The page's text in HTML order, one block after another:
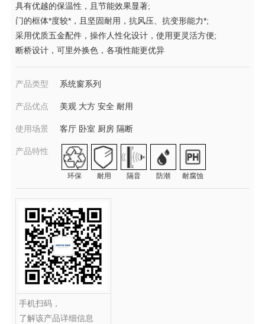
具有优越的保温性，且节能效果显著;
门的框体*度较*，且坚固耐用，抗风压、抗变形能力*;
采用优质五金配件，操作人性化设计，使用更灵活方便;
断桥设计，可里外换色，各项性能更优异
产品类型 系统窗系列
产品优点 美观 大方 安全 耐用
使用场景 客厅 卧室 厨房 隔断
产品特性
环保 耐用 隔音 防潮 耐腐蚀
手机扫码，
了解该产品详细信息